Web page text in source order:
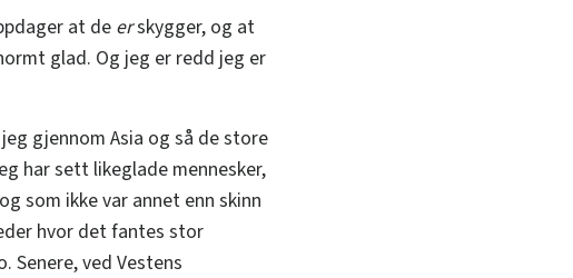
at de erskygger, og at
glad. Og jeg er redd jeg er
gjennom Asia og så de store
har sett likeglade mennesker,
som ikke var annet enn skinn
hvor det fantes stor
ved Vestens